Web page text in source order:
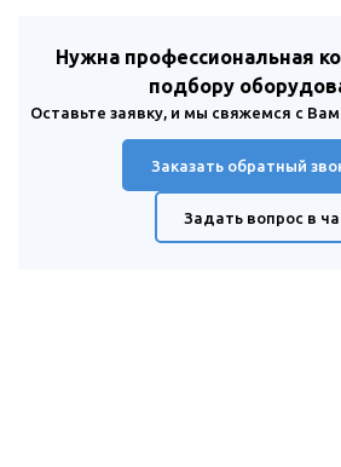
Нужна профессиональная
подбору
Оставьте заявку, и мы свяжемся с
Заказать обратный
Задать вопрос в